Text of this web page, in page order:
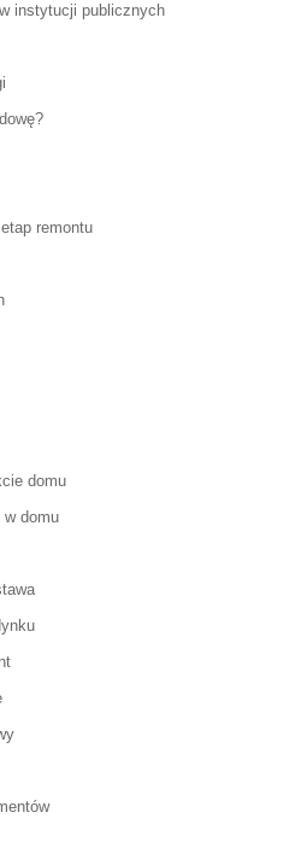
instytucji publicznych
remontu
domu
domu